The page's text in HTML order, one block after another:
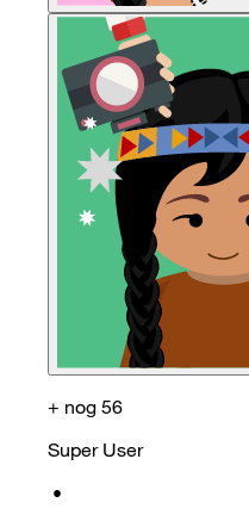
+ nog 56
Super User
•